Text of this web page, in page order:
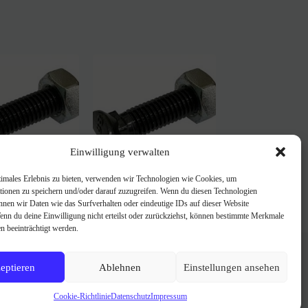
Einwilligung verwalten
Erlebnis zu bieten, verwenden wir Technologien wie Cookies, um
zu speichern und/oder darauf zuzugreifen. Wenn du diesen Technologien
wir Daten wie das Surfverhalten oder eindeutige IDs auf dieser Website
du deine Einwilligung nicht erteilst oder zurückziehst, können bestimmte Merkmale
beeinträchtigt werden.
Ablehnen Einstellungen ansehen
Cookie-RichtlinieDatenschutzImpressum
f. Gare
m.M.
Planetschraube f.
Kilingstadt M12x50 8.8
mM
Über uns
Impressum
Cookie-Richtlinie (EU)